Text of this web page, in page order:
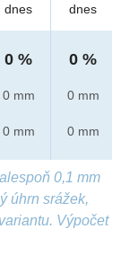
dnes
0 %
0 mm
0 mm
dnes
0 %
0 mm
0 mm
0,1 mm
úhrn srážek,
Výpočet